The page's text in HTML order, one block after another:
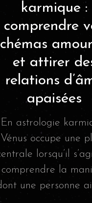
karmique :
comprendre
et attirer
relations
apaisées
En astrologie
Vénus occupe une
lorsqu’il
comprendre la
une personne